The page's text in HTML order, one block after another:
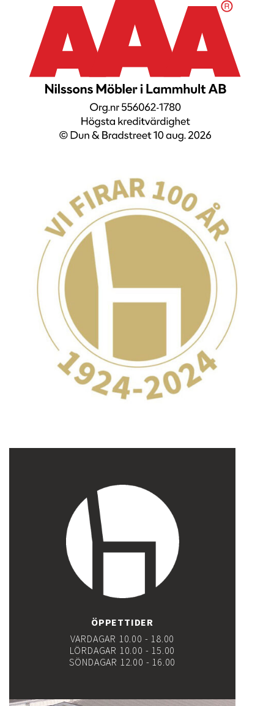
ÖPPETTIDER
VARDAGAR 10.00 - 18.00
LÖRDAGAR 10.00 - 15.00
SÖNDAGAR 12.00 - 16.00